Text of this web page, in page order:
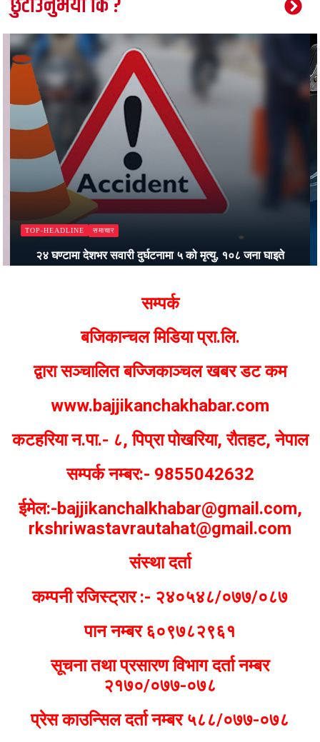
TOP-HEADLINE समाचार
२४ घण्टामा देशभर सवारी दुर्घटनामा ५ को मृत्यु, १०८ जना घाइते
सम्पर्क
बजिकान्चल मिडिया प्रा.लि.
द्वारा सञ्चालित बज्जिकाञ्चल खबर डट कम
www.bajjikanchakhabar.com
कटहरिया न.पा.- ८, पिप्रा पोखरिया, रौतहट, नेपाल
सम्पर्क नम्बर:- 9855042632
ईमेल:-bajjikanchalkhabar@gmail.com,
rkshriwastavrautahat@gmail.com
संस्था दर्ता
कम्पनी रजिस्ट्रार :- २४०५४८/०७७/०८७
पान नम्बर ६०९७८२९६१
सूचना तथा प्रसारण विभाग दर्ता नम्बर
२१७०/०७७-०७८
प्रेस काउन्सिल दर्ता नम्बर ५८८/०७७-०७८